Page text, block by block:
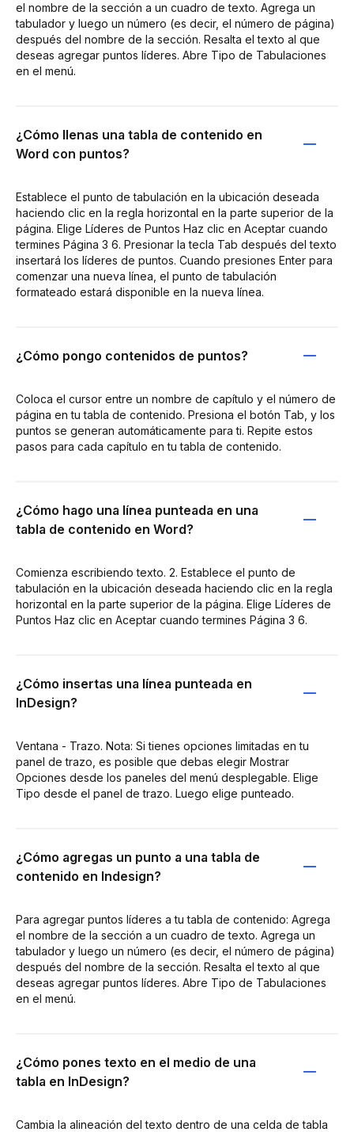
el nombre de la sección a un cuadro de texto. Agrega un
tabulador y luego un número (es decir, el número de página)
después del nombre de la sección. Resalta el texto al que
deseas agregar puntos líderes. Abre Tipo de Tabulaciones
en el menú.
¿Cómo llenas una tabla de contenido en
Word con puntos?
Establece el punto de tabulación en la ubicación deseada
haciendo clic en la regla horizontal en la parte superior de la
página. Elige Líderes de Puntos Haz clic en Aceptar cuando
termines Página 3 6. Presionar la tecla Tab después del texto
insertará los líderes de puntos. Cuando presiones Enter para
comenzar una nueva línea, el punto de tabulación
formateado estará disponible en la nueva línea.
¿Cómo pongo contenidos de puntos?
Coloca el cursor entre un nombre de capítulo y el número de
página en tu tabla de contenido. Presiona el botón Tab, y los
puntos se generan automáticamente para ti. Repite estos
pasos para cada capítulo en tu tabla de contenido.
¿Cómo hago una línea punteada en una
tabla de contenido en Word?
Comienza escribiendo texto. 2. Establece el punto de
tabulación en la ubicación deseada haciendo clic en la regla
horizontal en la parte superior de la página. Elige Líderes de
Puntos Haz clic en Aceptar cuando termines Página 3 6.
¿Cómo insertas una línea punteada en
InDesign?
Ventana - Trazo. Nota: Si tienes opciones limitadas en tu
panel de trazo, es posible que debas elegir Mostrar
Opciones desde los paneles del menú desplegable. Elige
Tipo desde el panel de trazo. Luego elige punteado.
¿Cómo agregas un punto a una tabla de
contenido en Indesign?
Para agregar puntos líderes a tu tabla de contenido: Agrega
el nombre de la sección a un cuadro de texto. Agrega un
tabulador y luego un número (es decir, el número de página)
después del nombre de la sección. Resalta el texto al que
deseas agregar puntos líderes. Abre Tipo de Tabulaciones
en el menú.
¿Cómo pones texto en el medio de una
tabla en InDesign?
Cambia la alineación del texto dentro de una celda de tabla